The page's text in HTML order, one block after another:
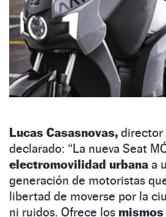
Lucas Casasnovas, director
declarado: “La nueva Seat
electromovilidad urbana a
generación de motoristas
libertad de moverse por la
ni ruidos. Ofrece los